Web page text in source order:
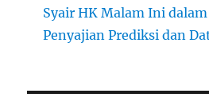
Syair HK Malam Ini
Penyajian Prediksi dan